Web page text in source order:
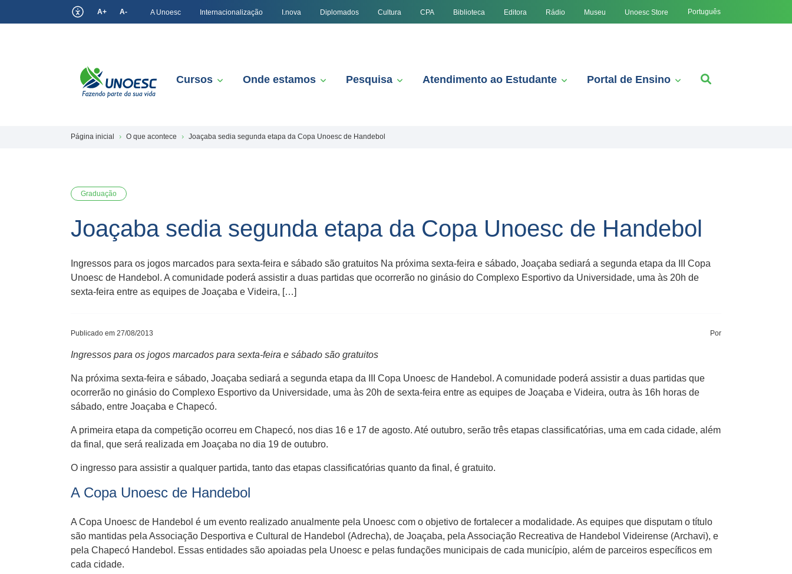
A+ A- A Unoesc Internacionalização I.nova Diplomados Cultura CPA Biblioteca Editora Rádio Museu Unoesc Store Português
Cursos Onde estamos Pesquisa Atendimento ao Estudante Portal de Ensino
Página inicial O que acontece Joaçaba sedia segunda etapa da Copa Unoesc de Handebol
Graduação
Joaçaba sedia segunda etapa da Copa Unoesc de Handebol
Ingressos para os jogos marcados para sexta-feira e sábado são gratuitos Na próxima sexta-feira e sábado, Joaçaba sediará a segunda etapa da III Copa
Unoesc de Handebol. A comunidade poderá assistir a duas partidas que ocorrerão no ginásio do Complexo Esportivo da Universidade, uma às 20h de
sexta-feira entre as equipes de Joaçaba e Videira, […]
Publicado em 27/08/2013 Por
Ingressos para os jogos marcados para sexta-feira e sábado são gratuitos
Na próxima sexta-feira e sábado, Joaçaba sediará a segunda etapa da III Copa Unoesc de Handebol. A comunidade poderá assistir a duas partidas que
ocorrerão no ginásio do Complexo Esportivo da Universidade, uma às 20h de sexta-feira entre as equipes de Joaçaba e Videira, outra às 16h horas de
sábado, entre Joaçaba e Chapecó.
A primeira etapa da competição ocorreu em Chapecó, nos dias 16 e 17 de agosto. Até outubro, serão três etapas classificatórias, uma em cada cidade, além
da final, que será realizada em Joaçaba no dia 19 de outubro.
O ingresso para assistir a qualquer partida, tanto das etapas classificatórias quanto da final, é gratuito.
A Copa Unoesc de Handebol
A Copa Unoesc de Handebol é um evento realizado anualmente pela Unoesc com o objetivo de fortalecer a modalidade. As equipes que disputam o título
são mantidas pela Associação Desportiva e Cultural de Handebol (Adrecha), de Joaçaba, pela Associação Recreativa de Handebol Videirense (Archavi), e
pela Chapecó Handebol. Essas entidades são apoiadas pela Unoesc e pelas fundações municipais de cada município, além de parceiros específicos em
cada cidade.